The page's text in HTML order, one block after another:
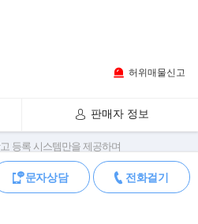
허위매물신고
판매자 정보
문자상담 전화걸기
등록 시스템만을 제공하며
한 모든 책임은 판매자에게 있습니다.
성능점검기록부, 실제 차량 상태,
직접 정보를 확인하세요.